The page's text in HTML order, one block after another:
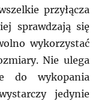
przyłącza
sprawdzają się
wykorzystać
Nie ulega
do wykopania
jedynie